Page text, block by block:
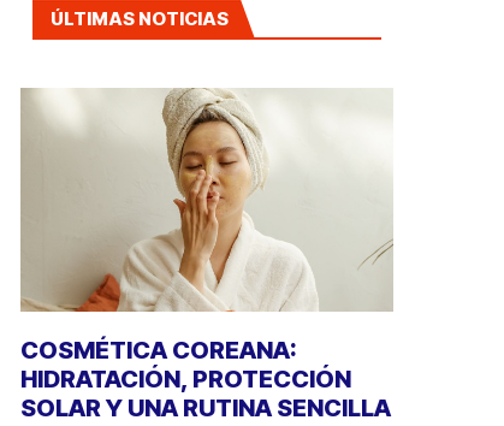
ÚLTIMAS NOTICIAS
COSMÉTICA COREANA:
HIDRATACIÓN, PROTECCIÓN
SOLAR Y UNA RUTINA SENCILLA